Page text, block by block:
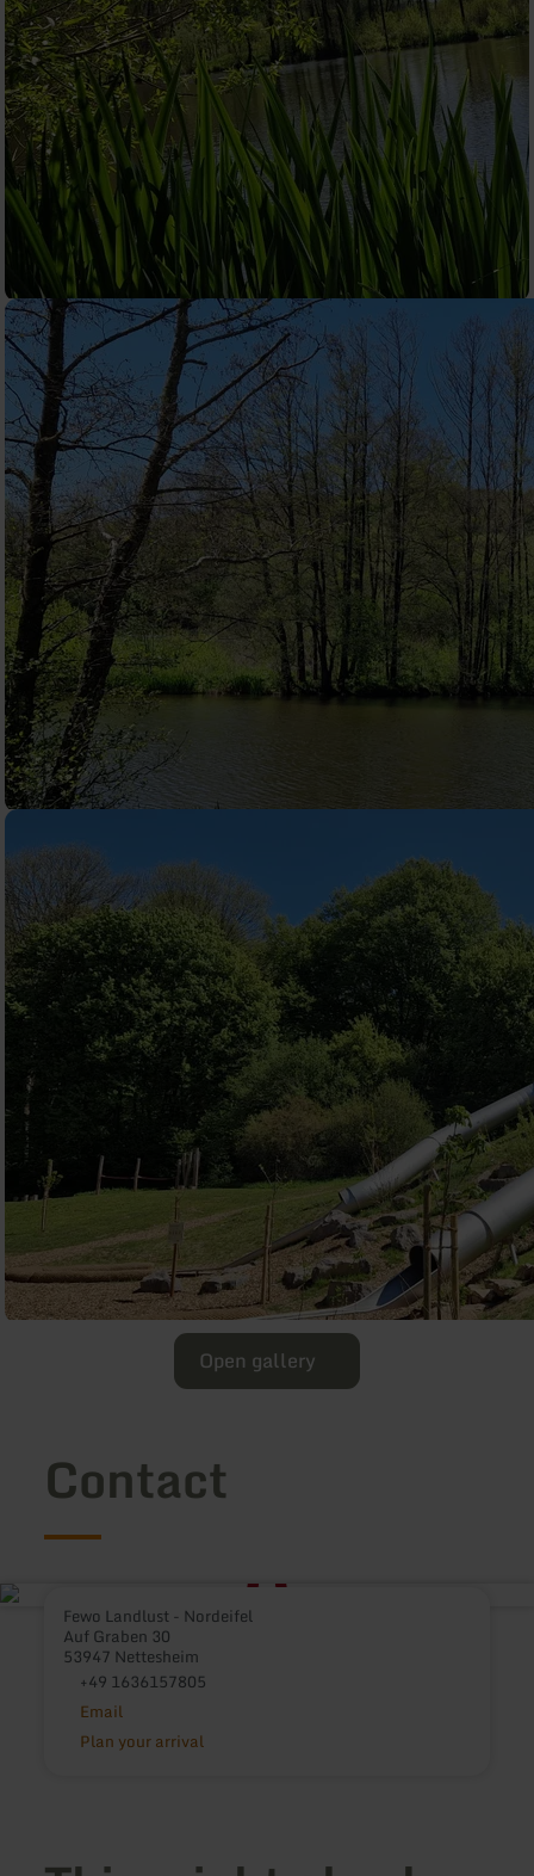
Open gallery
Contact
Fewo Landlust - Nordeifel
Auf Graben 30
53947 Nettesheim
+49 1636157805
Email
Plan your arrival